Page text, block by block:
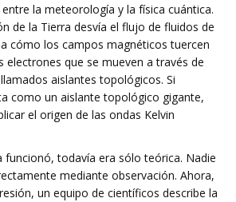
la meteorología y la física cuántica.
de la Tierra desvía el flujo de fluidos de
cómo los campos magnéticos tuercen
electrones que se mueven a través de
aislantes topológicos. Si
como un aislante topológico gigante,
el origen de las ondas Kelvin
funcionó, todavía era sólo teórica. Nadie
mediante observación. Ahora,
un equipo de científicos describe la